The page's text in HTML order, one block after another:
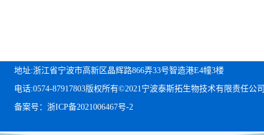
地址:浙江省宁波市高新区晶辉路866弄33号智造港E4幢3楼
电话:0574-87917803版权所有©2021宁波泰斯拓生物技术有限责任公
备案号：浙ICP备2021006467号-2